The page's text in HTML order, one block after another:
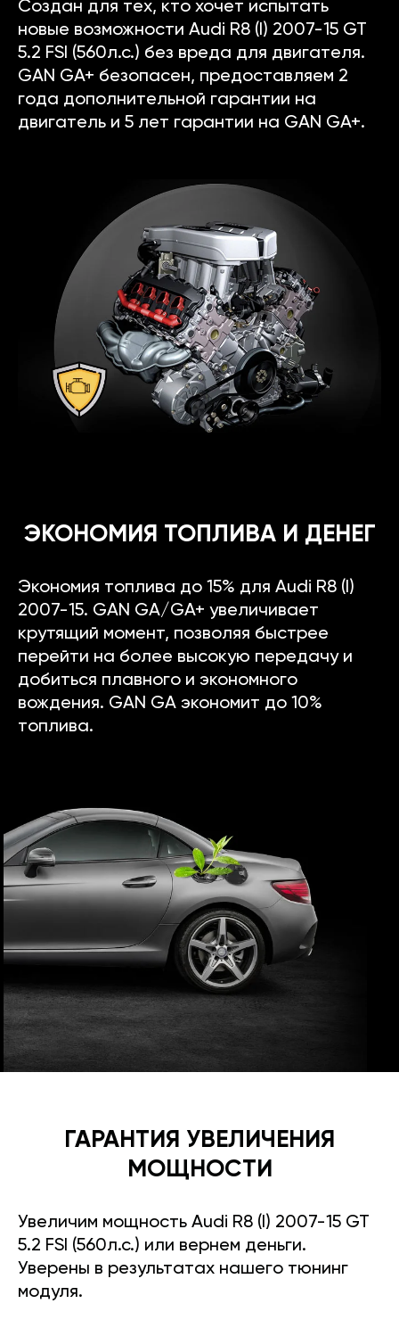
Создан для тех, кто хочет испытать
новые возможности Audi R8 (I) 2007-15 GT
5.2 FSI (560л.с.) без вреда для двигателя.
GAN GA+ безопасен, предоставляем 2
года дополнительной гарантии на
двигатель и 5 лет гарантии на GAN GA+.
ЭКОНОМИЯ ТОПЛИВА И ДЕНЕГ
Экономия топлива до 15% для Audi R8 (I)
2007-15. GAN GA/GA+ увеличивает
крутящий момент, позволяя быстрее
перейти на более высокую передачу и
добиться плавного и экономного
вождения. GAN GA экономит до 10%
топлива.
ГАРАНТИЯ УВЕЛИЧЕНИЯ
МОЩНОСТИ
Увеличим мощность Audi R8 (I) 2007-15 GT
5.2 FSI (560л.с.) или вернем деньги.
Уверены в результатах нашего тюнинг
модуля.